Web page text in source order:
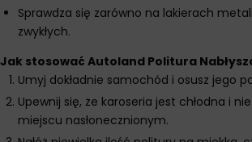
Sprawdza się zarówno na lakierach
zwykłych.
Jak stosować Autoland Politura
Umyj dokładnie samochód i osusz jego
Upewnij się, że karoseria jest chłodna i
miejscu nasłonecznionym.